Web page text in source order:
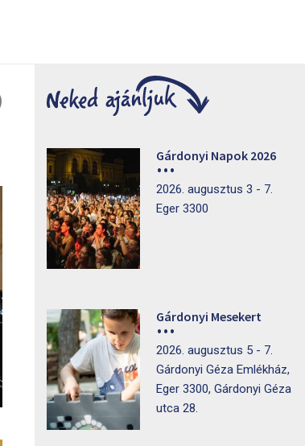
Gárdonyi Napok 2026
2026. augusztus 3 - 7.
Eger 3300
Gárdonyi Mesekert
2026. augusztus 5 - 7.
Gárdonyi Géza Emlékház,
Eger 3300, Gárdonyi Géza
utca 28.